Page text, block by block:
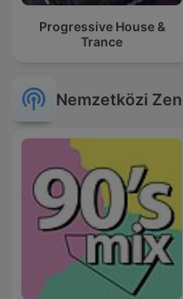
Progressive House &
Trance
Nemzetközi